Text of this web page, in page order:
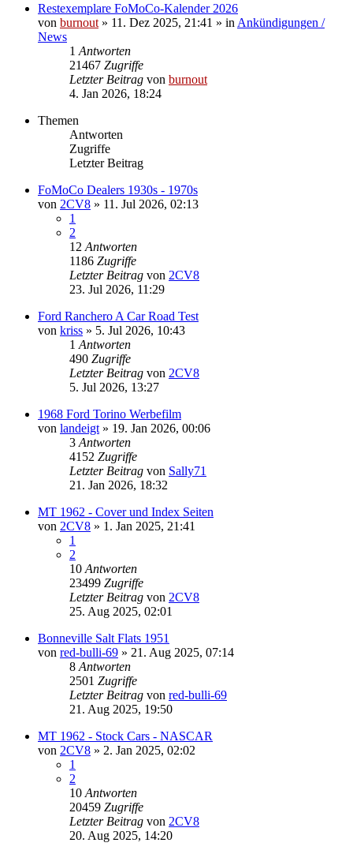
Restexemplare FoMoCo-Kalender 2026
von burnout » 11. Dez 2025, 21:41 » in Ankündigungen /
News
1 Antworten
21467 Zugriffe
Letzter Beitrag von burnout
4. Jan 2026, 18:24
Themen
Antworten
Zugriffe
Letzter Beitrag
FoMoCo Dealers 1930s - 1970s
von 2CV8 » 11. Jul 2026, 02:13
1
2
12 Antworten
1186 Zugriffe
Letzter Beitrag von 2CV8
23. Jul 2026, 11:29
Ford Ranchero A Car Road Test
von kriss » 5. Jul 2026, 10:43
1 Antworten
490 Zugriffe
Letzter Beitrag von 2CV8
5. Jul 2026, 13:27
1968 Ford Torino Werbefilm
von landeigt » 19. Jan 2026, 00:06
3 Antworten
4152 Zugriffe
Letzter Beitrag von Sally71
21. Jan 2026, 18:32
MT 1962 - Cover und Index Seiten
von 2CV8 » 1. Jan 2025, 21:41
1
2
10 Antworten
23499 Zugriffe
Letzter Beitrag von 2CV8
25. Aug 2025, 02:01
Bonneville Salt Flats 1951
von red-bulli-69 » 21. Aug 2025, 07:14
8 Antworten
2501 Zugriffe
Letzter Beitrag von red-bulli-69
21. Aug 2025, 19:50
MT 1962 - Stock Cars - NASCAR
von 2CV8 » 2. Jan 2025, 02:02
1
2
10 Antworten
20459 Zugriffe
Letzter Beitrag von 2CV8
20. Aug 2025, 14:20